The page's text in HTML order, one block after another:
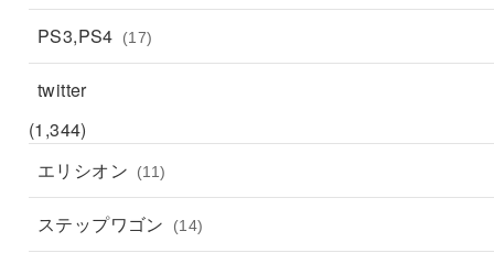
PS3,PS4 (17)
twitter
(1,344)
エリシオン
(11)
ステップワゴン (14)